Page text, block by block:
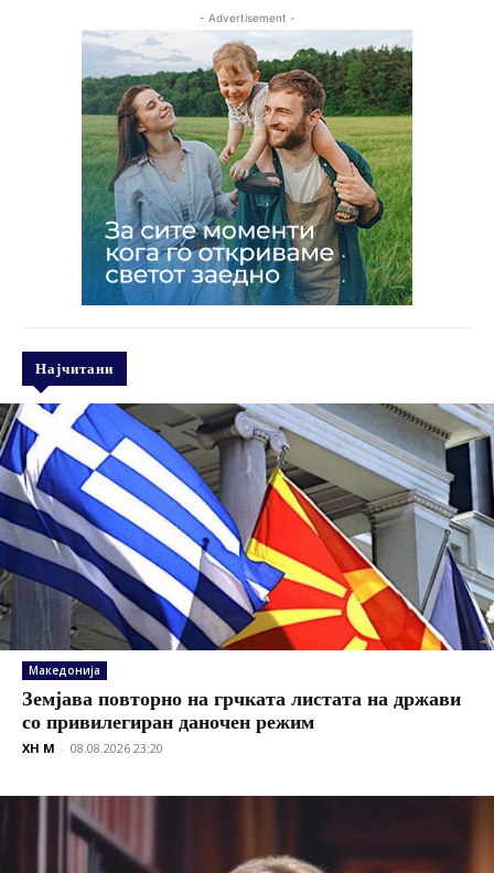
- Advertisement -
Најчитани
Македонија
Земјава повторно на грчката листата на држави
со привилегиран даночен режим
XH M - 08.08.2026 23:20